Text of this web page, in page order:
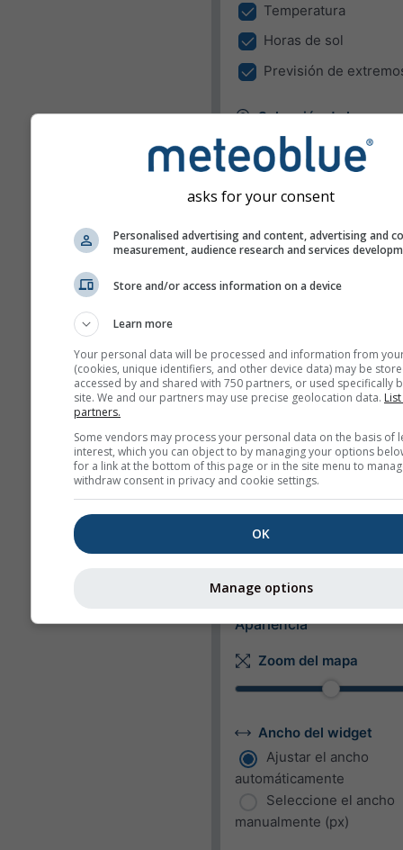
Temperatura
Horas de sol
Previsión de
Selección de lugar
El Widget puede mostrar el
en un lugar predefinido o
visitantes en su sitio.
Utilizar el lugar actual
Detectar lugar del
C
F
Métrico
Imperial
Velocidad del viento
m/s
Apariencia
Zoom del mapa
Ancho del widget
Ajustar el ancho
automáticamente
Seleccione el ancho
manualmente (px)
asks for your consent
Personalised advertising and content, advertising and
measurement, audience research and services
Store and/or access information on a device
Learn more
Your personal data will be processed and information from
(cookies, unique identifiers, and other device data) may be
accessed by and shared with 750 partners, or used specifically
site. We and our partners may use precise geolocation data.
partners.
Some vendors may process your personal data on the basis of
interest, which you can object to by managing your options
for a link at the bottom of this page or in the site menu to
withdraw consent in privacy and cookie settings.
OK
Manage options